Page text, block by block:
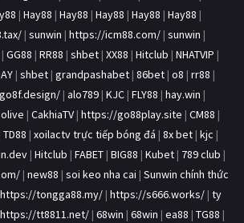
| Hay88 | Hay88 | Hay88 | Hay88 | Hay88 |
| sunwin | https://icm88.com/ | sunwin |
| GG88 | RR88 | shbet | XX88 | Hitclub | NHATVIP |
| shbet | grandpashabet | 86bet | o8 | rr88 |
| alo789 | KJC | FLY88 | hay.win |
| CakhiaTV | https://go88play.site | CM88 |
TD88 | xoilactv trực tiếp bóng đá | 8x bet | kjc |
| Hitclub | FABET | BIG88 | Kubet | 789 club |
| new88 | soi keo nha cai | Sunwin chính thức
https://tongga88.my/ | https://s666.works/ | ty
https://tt8811.net/ | 68win | 68win | ea88 | TG88 |